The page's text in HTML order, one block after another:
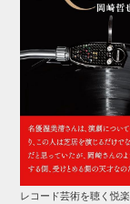
レコード芸術を聴く悦楽